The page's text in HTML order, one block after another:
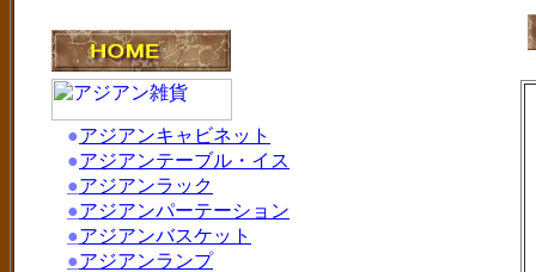
●アジアンキャビネット
●アジアンテーブル・イス
●アジアンラック
●アジアンパーテーション
●アジアンバスケット
●アジアンランプ